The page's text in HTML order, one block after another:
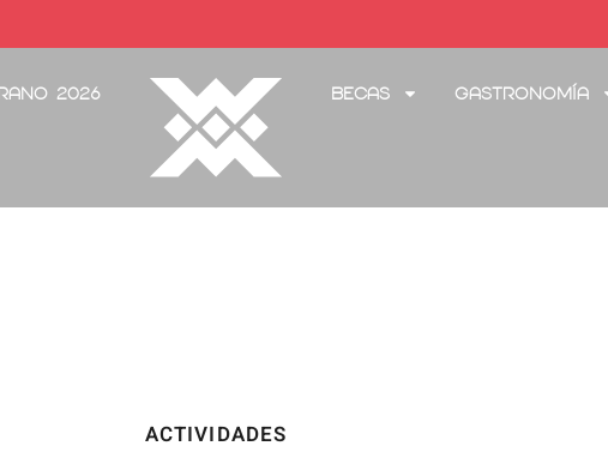
2026 Becas Gastronomía
ACTIVIDADES